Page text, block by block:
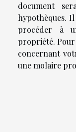
document
hypothèques.
procéder à
propriété.
concernant
une molaire